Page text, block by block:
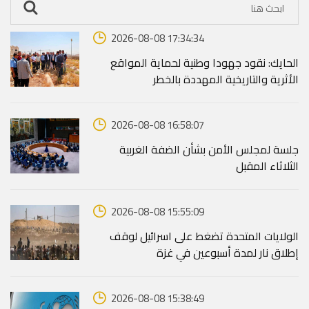
2026-08-08 17:34:34
الحايك: نقود جهودا وطنية لحماية المواقع
الأثرية والتاريخية المهددة بالخطر
2026-08-08 16:58:07
جلسة لمجلس الأمن بشأن الضفة الغربية
الثلاثاء المقبل
2026-08-08 15:55:09
الولايات المتحدة تضغط على اسرائيل لوقف
إطلاق نار لمدة أسبوعين في غزة
2026-08-08 15:38:49